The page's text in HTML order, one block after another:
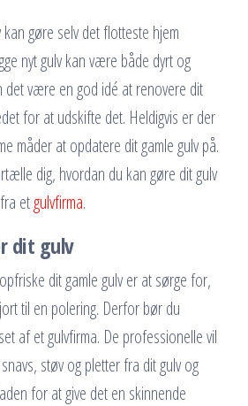
kan gøre selv det flotteste hjem
nyt gulv kan være både dyrt og
være en god idé at renovere dit
for at udskifte det. Heldigvis er der
måder at opdatere dit gamle gulv på.
dig, hvordan du kan gøre dit gulv
etgulvfirma.
dit gulv
dit gamle gulv er at sørge for,
til en polering. Derfor bør du
af et gulvfirma. De professionelle vil
støv og pletter fra dit gulv og
for at give det en skinnende